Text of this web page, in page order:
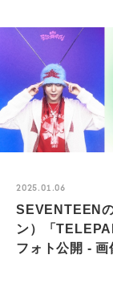
2025.01.06
SEVENTEEN
ン）「
フォト公開 - 画